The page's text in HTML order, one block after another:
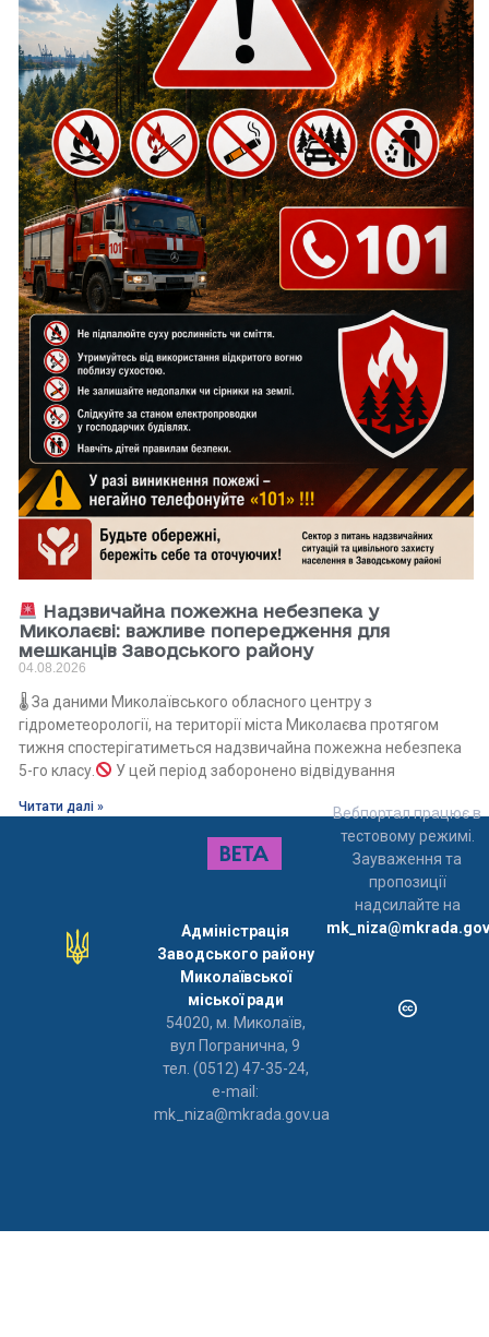
Надзвичайна пожежна небезпека у
Миколаєві: важливе попередження для
мешканців Заводського району
04.08.2026
🌡 За даними Миколаївського обласного центру з
гідрометеорології, на території міста Миколаєва протягом
тижня спостерігатиметься надзвичайна пожежна небезпека
5-го класу.
У цей період заборонено відвідування
Читати далі »
Адміністрація
Заводського району
Миколаївської
міської ради
54020, м. Миколаїв,
вул Погранична, 9
тел. (0512) 47-35-24,
e-mail:
mk_niza@mkrada.gov.ua
Вебпортал працює в
тестовому режимі.
Зауваження та
пропозиції
надсилайте на